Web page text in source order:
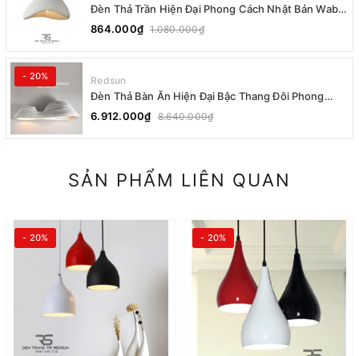
Đèn Thả Trần Hiện Đại Phong Cách Nhật Bản Wabi-
sabi CDT-T036 Dáng A
864.000₫ 1.080.000₫
- 20% Redsun
Đèn Thả Bàn Ăn Hiện Đại Bậc Thang Đôi Phong
Cách Nhật Bản Wabi-sabi DC-T078A
6.912.000₫ 8.640.000₫
SẢN PHẨM LIÊN QUAN
- 20% - 20%